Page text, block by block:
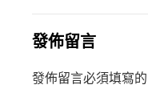
發佈留言
發佈留言必須填寫